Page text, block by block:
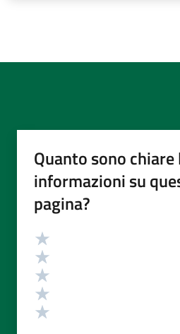
Quanto sono chiare
informazioni su
pagina?
Valutazione